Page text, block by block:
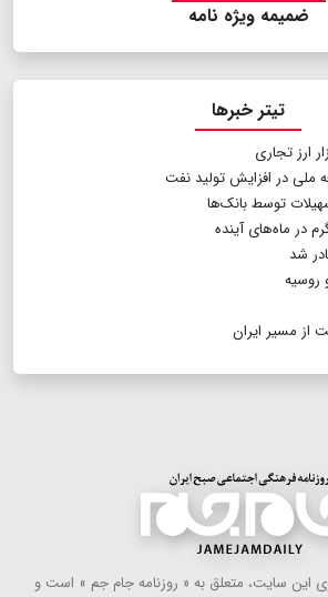
ضمیمه ویژه نامه
تیتر خبرها
ارز تجاری
در افزایش تولید نفت
ماه‌های آینده
روسیه
این سایت، متعلق به « روزنامه جام جم » است و